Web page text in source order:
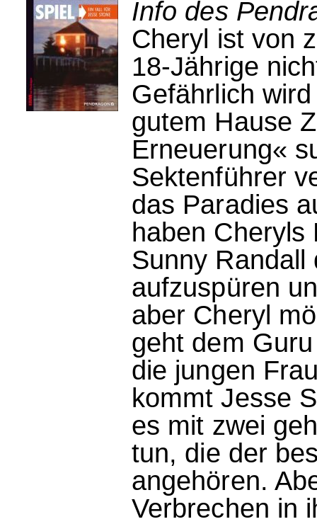
Info des
Cheryl ist von
18-Jährige
Gefährlich
gutem Hause
Erneuerung«
Sektenführer
das Paradies
haben Cheryls
Sunny Randall
aufzuspüren
aber Cheryl
geht dem
die jungen
kommt Jesse
es mit zwei
tun, die der
angehören.
Verbrechen in